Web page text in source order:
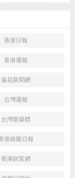
香港日報
香港週報
蓮花新聞網
台灣週報
台灣新媒體
港娛樂日報
香港財富網